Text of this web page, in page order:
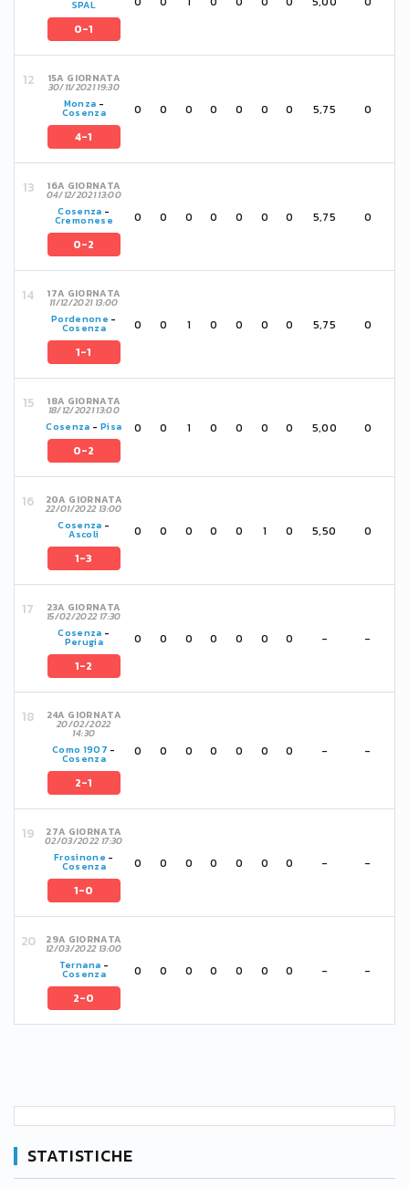
SPAL
0-1
15A GIORNATA
30/11/2021 19:30
Monza -
Cosenza
4-1
0 0 0 0 0 0 0 5,75 0
16A GIORNATA
04/12/2021 13:00
Cosenza -
Cremonese
0-2
0 0 0 0 0 0 0 5,75 0
17A GIORNATA
11/12/2021 13:00
Pordenone -
Cosenza
1-1
0 0 1 0 0 0 0 5,75 0
18A GIORNATA
18/12/2021 13:00
Cosenza - Pisa
0-2
0 0 1 0 0 0 0 5,00 0
20A GIORNATA
22/01/2022 13:00
Cosenza -
Ascoli
1-3
0 0 0 0 0 1 0 5,50 0
23A GIORNATA
15/02/2022 17:30
Cosenza -
Perugia
1-2
0 0 0 0 0 0 0 - -
24A GIORNATA
20/02/2022
14:30
Como 1907 -
Cosenza
2-1
0 0 0 0 0 0 0 - -
27A GIORNATA
02/03/2022 17:30
Frosinone -
Cosenza
1-0
0 0 0 0 0 0 0 - -
29A GIORNATA
12/03/2022 13:00
Ternana -
Cosenza
2-0
0 0 0 0 0 0 0 - -
STATISTICHE